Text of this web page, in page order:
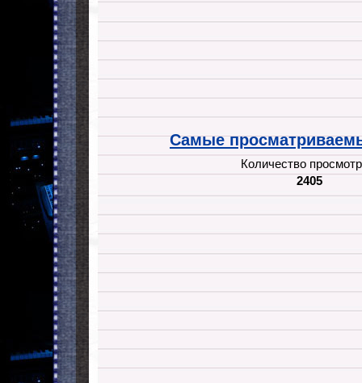
Самые
Количество
2405